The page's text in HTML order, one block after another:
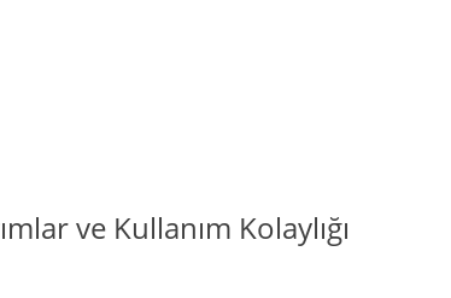
ve Kullanım Kolaylığı